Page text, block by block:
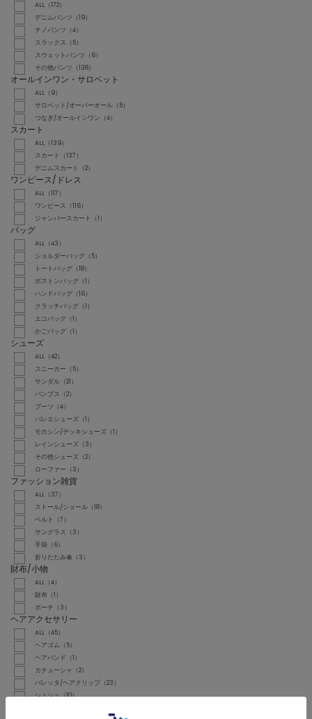
ALL（172）
デニムパンツ（19）
チノパンツ（4）
スラックス（5）
スウェットパンツ（6）
その他パンツ（138）
オールインワン・サロペット
ALL（9）
サロペット/オーバーオール（5）
つなぎ/オールインワン（4）
スカート
ALL（139）
スカート（137）
デニムスカート（2）
ワンピース/ドレス
ALL（117）
ワンピース（116）
ジャンパースカート（1）
バッグ
ALL（43）
ショルダーバッグ（5）
トートバッグ（18）
ボストンバッグ（1）
ハンドバッグ（16）
クラッチバッグ（1）
エコバッグ（1）
かごバッグ（1）
シューズ
ALL（42）
スニーカー（5）
サンダル（21）
パンプス（2）
ブーツ（4）
バレエシューズ（1）
モカシン/デッキシューズ（1）
レインシューズ（3）
その他シューズ（2）
ローファー（3）
ファッション雑貨
ALL（37）
ストール/ショール（18）
ベルト（7）
サングラス（3）
手袋（6）
折りたたみ傘（3）
財布/小物
ALL（4）
財布（1）
ポーチ（3）
ヘアアクセサリー
ALL（45）
ヘアゴム（5）
ヘアバンド（1）
カチューシャ（2）
バレッタ/ヘアクリップ（23）
シュシュ（10）